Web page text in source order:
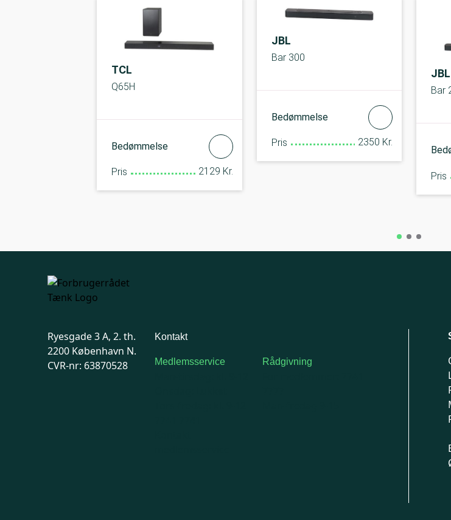
TCL
Q65H
Bedømmelse
Pris 2129 Kr.
JBL
Bar 300
Bedømmelse
Pris 2350 Kr.
JBL
Bar
Pris
Ryesgade 3 A, 2. th.
2200 København N.
CVR-nr: 63870528
Kontakt
Medlemsservice Rådgivning